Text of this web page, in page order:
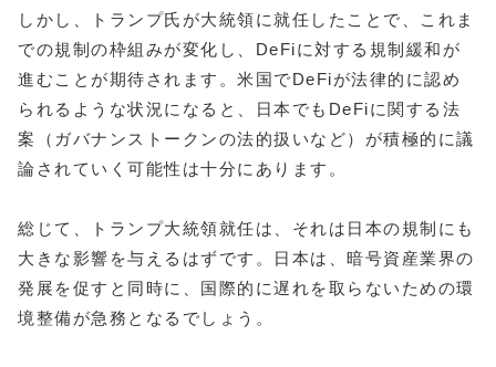
しかし、トランプ氏が大統領に就任したことで、これま
での規制の枠組みが変化し、DeFiに対する規制緩和が
進むことが期待されます。米国でDeFiが法律的に認め
られるような状況になると、日本でもDeFiに関する法
案（ガバナンストークンの法的扱いなど）が積極的に議
論されていく可能性は十分にあります。
総じて、トランプ大統領就任は、それは日本の規制にも
大きな影響を与えるはずです。日本は、暗号資産業界の
発展を促すと同時に、国際的に遅れを取らないための環
境整備が急務となるでしょう。